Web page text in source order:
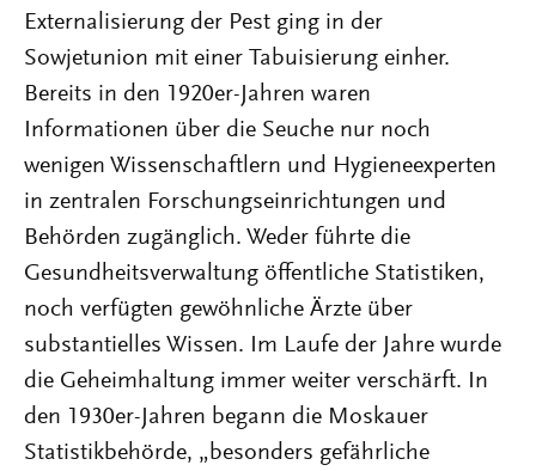
Externalisierung der Pest ging in der
Sowjetunion mit einer Tabuisierung einher.
Bereits in den 1920er-Jahren waren
Informationen über die Seuche nur noch
wenigen Wissenschaftlern und Hygieneexperten
in zentralen Forschungseinrichtungen und
Behörden zugänglich. Weder führte die
Gesundheitsverwaltung öffentliche Statistiken,
noch verfügten gewöhnliche Ärzte über
substantielles Wissen. Im Laufe der Jahre wurde
die Geheimhaltung immer weiter verschärft. In
den 1930er-Jahren begann die Moskauer
Statistikbehörde, „besonders gefährliche